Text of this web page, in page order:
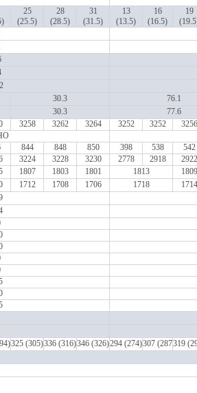
25
(25.5)
28
(28.5)
31
(31.5)
13
(13.5)
16
(16.5)
19
30.3 76.1
30.3 77.6
3258 3262 3264 3252 3252 3256
844 848 850 398 538 542
3224 3228 3230 2778 2918 2922
1807 1803 1801 1813 1809
1712 1708 1706 1718 1714
325 (305)336 (316)346 (326)294 (274)307 (287319